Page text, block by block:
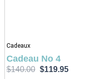
Cadeaux
Cadeau No 4
$140.00 $119.95